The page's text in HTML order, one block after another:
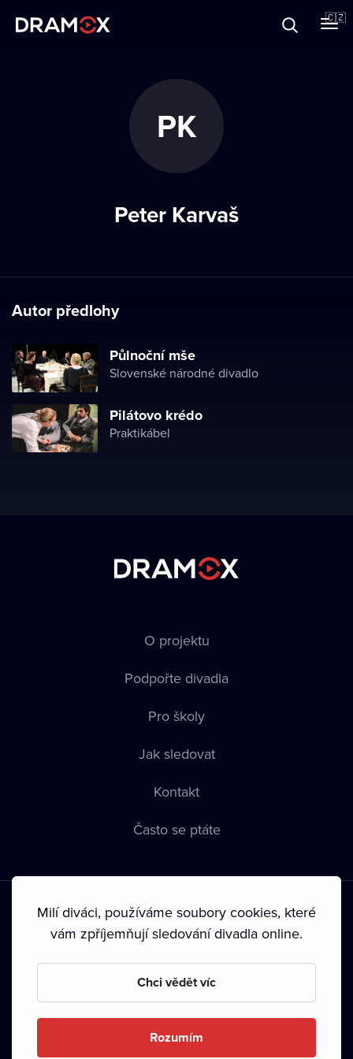
🇨🇿
PK
Peter Karvaš
Autor předlohy
Půlnoční mše
Slovenské národné divadlo
Pilátovo krédo
Praktikábel
O projektu
Podpořte divadla
Pro školy
Jak sledovat
Kontakt
Často se ptáte
Podmínky používání • Ochrana soukromí • Zásady používání
• Autorská práva•
Milí diváci, používáme soubory cookies, které
vám zpříjemňují sledování divadla online.
Chci vědět víc
Rozumím